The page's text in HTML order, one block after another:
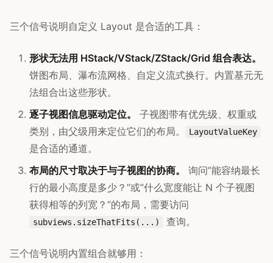
三个信号说明自定义 Layout 是合适的工具：
形状无法用 HStack/VStack/ZStack/Grid 组合表达。
饼图布局、瀑布流网格、自定义流式换行。内置基元无
法组合出这些形状。
逐子视图信息驱动定位。
子视图带有优先级、权重或
类别，由父级用来定位它们的布局。
LayoutValueKey
是合适的通道。
布局的尺寸取决于与子视图的协商。
询问”能容纳最长
行的最小高度是多少？”或”什么宽度能让 N 个子视图
获得相等的列宽？”的布局，需要访问
subviews.sizeThatFits(...) 查询。
三个信号说明内置组合就够用：